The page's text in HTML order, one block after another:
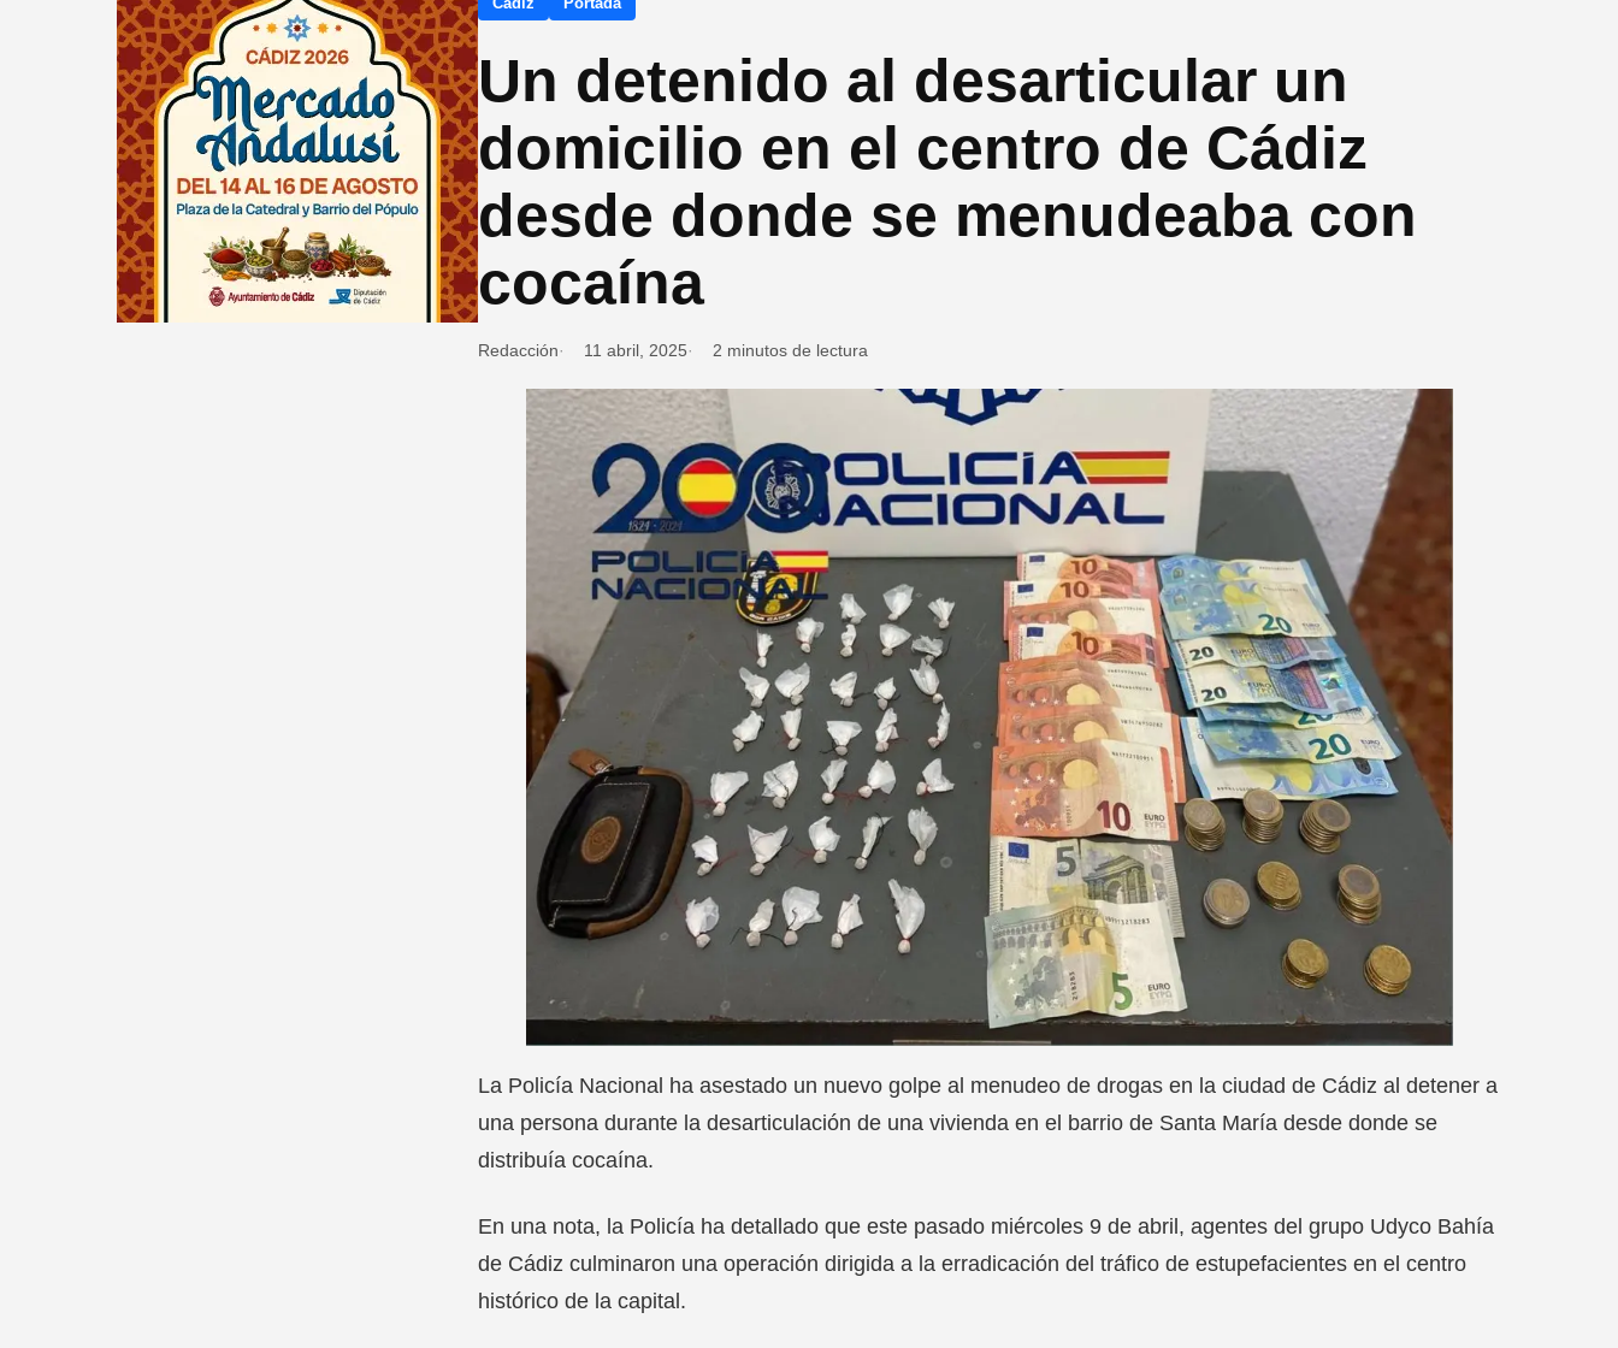
Un detenido al desarticular un
domicilio en el centro de Cádiz
desde donde se menudeaba con
cocaína
Redacción 11 abril, 2025 2 minutos de lectura
La Policía Nacional ha asestado un nuevo golpe al menudeo de drogas en la ciudad de Cádiz al detener a
una persona durante la desarticulación de una vivienda en el barrio de Santa María desde donde se
distribuía cocaína.
En una nota, la Policía ha detallado que este pasado miércoles 9 de abril, agentes del grupo Udyco Bahía
de Cádiz culminaron una operación dirigida a la erradicación del tráfico de estupefacientes en el centro
histórico de la capital.